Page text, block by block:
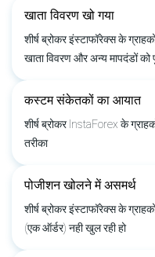
खाता विवरण खो गया
शीर्ष ब्रोकर इंस्टाफॉरेक्स के
खाता विवरण और अन्य मापदंडों को
कस्टम संकेतकों का आयात
शीर्ष ब्रोकर InstaForex के
तरीका
पोजीशन खोलने में असमर्थ
शीर्ष ब्रोकर इंस्टाफॉरेक्स के
(एक ऑर्डर) नही खुल रही हो